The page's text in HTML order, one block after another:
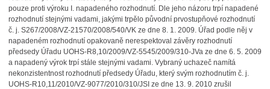
pouze proti výroku I. napadeného rozhodnutí. Dle jeho názoru trpí napadené
rozhodnutí stejnými vadami, jakými trpělo původní prvostupňové rozhodnutí
č. j. S267/2008/VZ-21570/2008/540/VK ze dne 8. 1. 2009. Úřad podle něj v
napadeném rozhodnutí opakovaně nerespektoval závěry rozhodnutí
předsedy Úřadu UOHS-R8,10/2009/VZ-5545/2009/310-JVa ze dne 6. 5. 2009
a napadený výrok trpí stále stejnými vadami. Vybraný uchazeč namítá
nekonzistentnost rozhodnutí předsedy Úřadu, který svým rozhodnutím č. j.
UOHS-R10,11/2010/VZ-9077/2010/310/JSI ze dne 13. 9. 2010 zrušil